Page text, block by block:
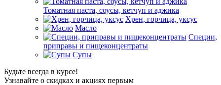
Томатная паста, соусы, кетчуп и аджика
Хрен, горчица, уксус
Масло
Специи,
приправы и пищеконцентраты
Супы
Будьте всегда в курсе!
Узнавайте о скидках и акциях первым